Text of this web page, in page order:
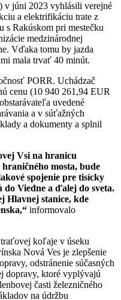
v júni 2023 vyhlásili verejné
a elektrifikáciu trate z
s Rakúskom pri mestečku
medzinárodnej
Vďaka tomu by jazda
mala trvať 40 minút.
PORR. Uchádzač
cenu (10 940 261,94 EUR
uvedené
a v súťažných
a dokumenty a splnil
Vsi na hranicu
mosta, bude
spojenie pre tisícky
Viedne a ďalej do sveta.
Hlavnej stanice, kde
informovalo
koľaje v úseku
Nová Ves je zlepšenie
odstránenie súčasných
dopravy, ktoré vyplývajú
časti železničného
na údržbu